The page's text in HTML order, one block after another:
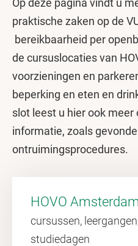
Op deze pagina vindt u
praktische zaken op de
bereikbaarheid per
de cursuslocaties van
voorzieningen en
beperking en eten en
slot leest u hier ook
informatie, zoals
ontruimingsprocedures.
HOVO Amsterdam
cursussen,
studiedagen